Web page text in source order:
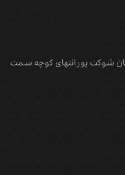
شوکت پور انتهای کوچه سمت